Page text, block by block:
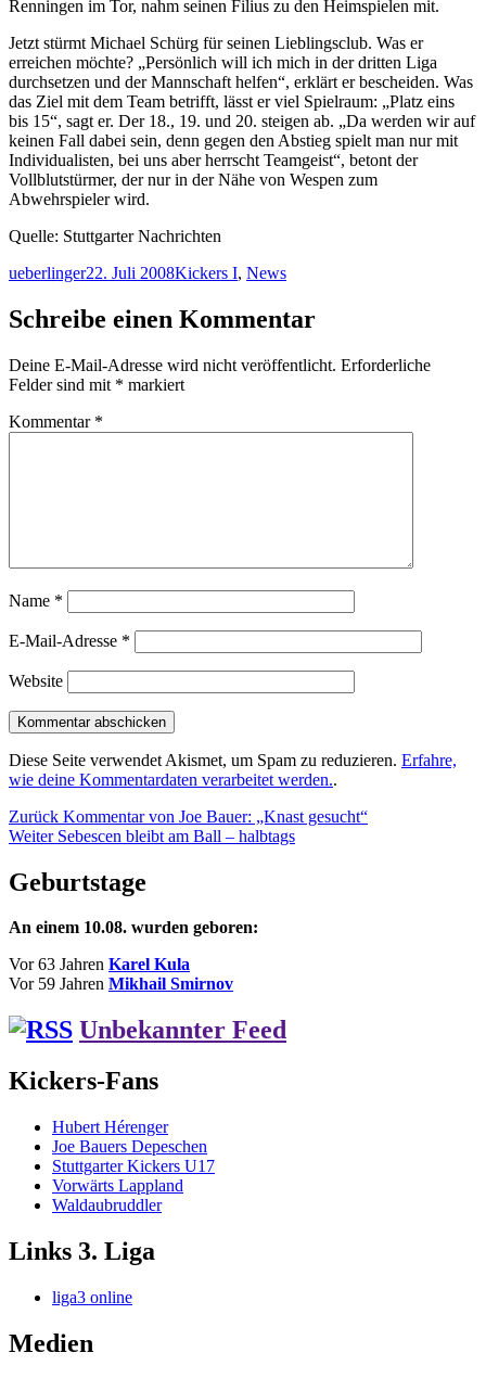
Renningen im Tor, nahm seinen Filius zu den Heimspielen mit.
Jetzt stürmt Michael Schürg für seinen Lieblingsclub. Was er
erreichen möchte? „Persönlich will ich mich in der dritten Liga
durchsetzen und der Mannschaft helfen“, erklärt er bescheiden. Was
das Ziel mit dem Team betrifft, lässt er viel Spielraum: „Platz eins
bis 15“, sagt er. Der 18., 19. und 20. steigen ab. „Da werden wir auf
keinen Fall dabei sein, denn gegen den Abstieg spielt man nur mit
Individualisten, bei uns aber herrscht Teamgeist“, betont der
Vollblutstürmer, der nur in der Nähe von Wespen zum
Abwehrspieler wird.
Quelle: Stuttgarter Nachrichten
Autor
ueberlingerVeröffentlicht
22. Juli 2008Kategorien
Kickers I, News
Schreibe einen Kommentar
Deine E-Mail-Adresse wird nicht veröffentlicht. Erforderliche
Felder sind mit * markiert
Kommentar *
Name *
E-Mail-Adresse *
Website
Diese Seite verwendet Akismet, um Spam zu reduzieren. Erfahre,
wie deine Kommentardaten verarbeitet werden..
Beitragsnavigation
Zurück Vorheriger
Beitrag:
Kommentar von Joe Bauer: „Knast gesucht“
Weiter Nächster
Sebescen bleibt am Ball – halbtags
Geburtstage
An einem 10.08. wurden geboren:
Vor 63 Jahren Karel Kula
Vor 59 Jahren Mikhail Smirnov
Unbekannter Feed
Kickers-Fans
Hubert Hérenger
Joe Bauers Depeschen
Stuttgarter Kickers U17
Vorwärts Lappland
Waldaubruddler
Links 3. Liga
liga3 online
Medien